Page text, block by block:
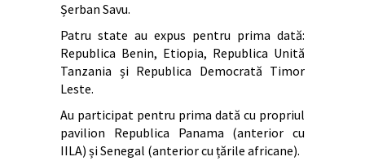
Șerban Savu.
Patru state au expus pentru prima dată:
Republica Benin, Etiopia, Republica Unită
Tanzania și Republica Democrată Timor
Leste.
Au participat pentru prima dată cu propriul
pavilion Republica Panama (anterior cu
IILA) și Senegal (anterior cu țările africane).